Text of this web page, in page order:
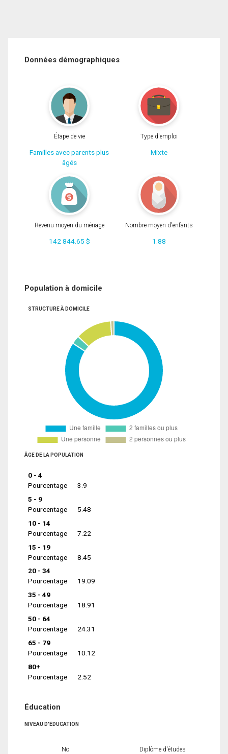
Données démographiques
Étape de vie
Familles avec parents plus
âgés
Type d'emploi
Mixte
Revenu moyen du ménage
142 844.65 $
Nombre moyen d'enfants
1.88
Population à domicile
STRUCTURE À DOMICILE
ÂGE DE LA POPULATION
0 - 4
Pourcentage
3.9
5 - 9
Pourcentage
5.48
10 - 14
Pourcentage
7.22
15 - 19
Pourcentage
8.45
20 - 34
Pourcentage
19.09
35 - 49
Pourcentage
18.91
50 - 64
Pourcentage
24.31
65 - 79
Pourcentage
10.12
80+
Pourcentage
2.52
Éducation
NIVEAU D'ÉDUCATION
No
Diplôme d'études